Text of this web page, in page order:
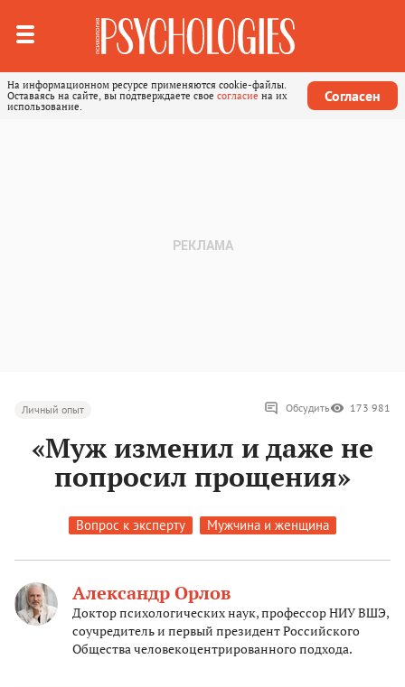
На информационном ресурсе применяются cookie-файлы.
Оставаясь на сайте, вы подтверждаете свое согласие на их
использование.
Согласен
Личный опыт Обсудить 173 981
«Муж изменил и даже не
попросил прощения»
Вопрос к эксперту Мужчина и женщина
Александр Орлов
Доктор психологических наук, профессор НИУ ВШЭ,
соучредитель и первый президент Российского
Общества человекоцентрированного подхода.